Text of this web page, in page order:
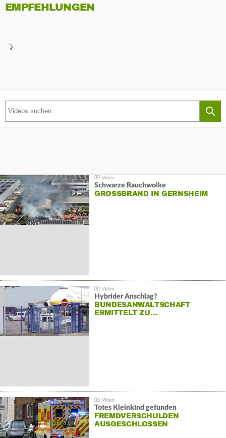
EMPFEHLUNGEN
Schwarze Rauchwolke
GROSSBRAND IN GERNSHEIM
Hybrider Anschlag?
BUNDESANWALTSCHAFT
ERMITTELT ZU…
Totes Kleinkind gefunden
FREMDVERSCHULDEN
AUSGESCHLOSSEN